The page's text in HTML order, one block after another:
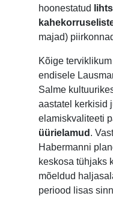
hoonestatud
majad)
Kõige
endisele
Salme
aastatel kerkisid
elamiskvaliteeti
üürielamud .
Habermanni
keskosa tühjaks
mõeldud
periood lisas